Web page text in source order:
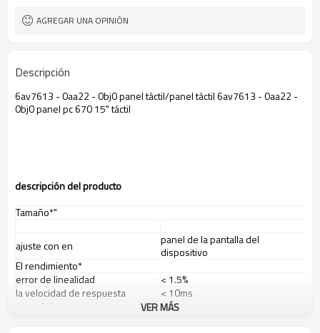
AGREGAR UNA OPINIÓN
Descripción
6av7613 - 0aa22 - 0bj0 panel táctil/panel táctil 6av7613 - 0aa22 -
0bj0 panel pc 670 15" táctil
descripción del producto
Tamaño*"
ajuste con en
panel de la pantalla del
dispositivo
El rendimiento*
error de linealidad
< 1.5%
la velocidad de respuesta
< 10ms
* mecánica
VER MÁS